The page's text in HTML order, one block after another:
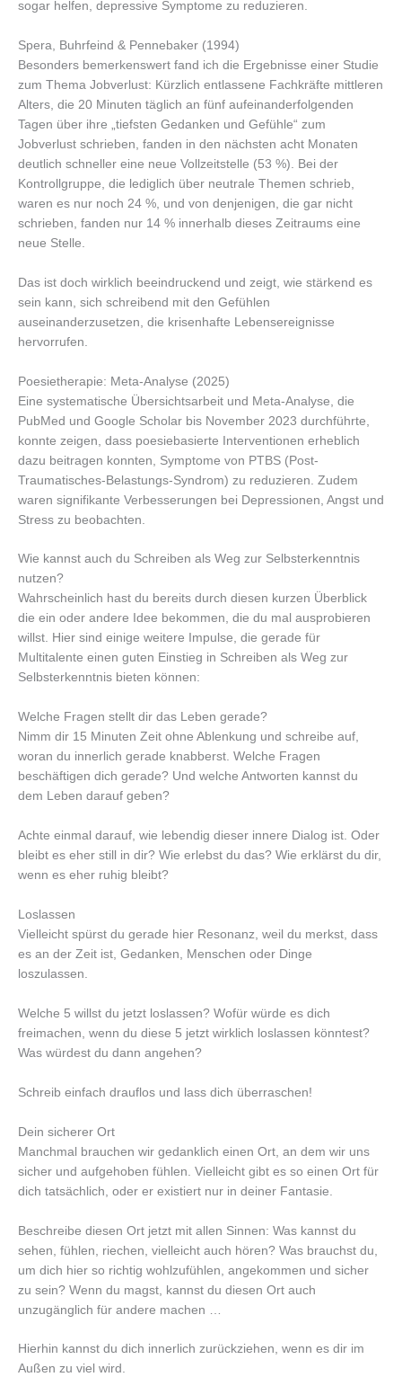
sogar helfen, depressive Symptome zu reduzieren.
Spera, Buhrfeind & Pennebaker (1994)
Besonders bemerkenswert fand ich die Ergebnisse einer Studie
zum Thema Jobverlust: Kürzlich entlassene Fachkräfte mittleren
Alters, die 20 Minuten täglich an fünf aufeinanderfolgenden
Tagen über ihre „tiefsten Gedanken und Gefühle“ zum
Jobverlust schrieben, fanden in den nächsten acht Monaten
deutlich schneller eine neue Vollzeitstelle (53 %). Bei der
Kontrollgruppe, die lediglich über neutrale Themen schrieb,
waren es nur noch 24 %, und von denjenigen, die gar nicht
schrieben, fanden nur 14 % innerhalb dieses Zeitraums eine
neue Stelle.
Das ist doch wirklich beeindruckend und zeigt, wie stärkend es
sein kann, sich schreibend mit den Gefühlen
auseinanderzusetzen, die krisenhafte Lebensereignisse
hervorrufen.
Poesietherapie: Meta-Analyse (2025)
Eine systematische Übersichtsarbeit und Meta-Analyse, die
PubMed und Google Scholar bis November 2023 durchführte,
konnte zeigen, dass poesiebasierte Interventionen erheblich
dazu beitragen konnten, Symptome von PTBS (Post-
Traumatisches-Belastungs-Syndrom) zu reduzieren. Zudem
waren signifikante Verbesserungen bei Depressionen, Angst und
Stress zu beobachten.
Wie kannst auch du Schreiben als Weg zur Selbsterkenntnis
nutzen?
Wahrscheinlich hast du bereits durch diesen kurzen Überblick
die ein oder andere Idee bekommen, die du mal ausprobieren
willst. Hier sind einige weitere Impulse, die gerade für
Multitalente einen guten Einstieg in Schreiben als Weg zur
Selbsterkenntnis bieten können:
Welche Fragen stellt dir das Leben gerade?
Nimm dir 15 Minuten Zeit ohne Ablenkung und schreibe auf,
woran du innerlich gerade knabberst. Welche Fragen
beschäftigen dich gerade? Und welche Antworten kannst du
dem Leben darauf geben?
Achte einmal darauf, wie lebendig dieser innere Dialog ist. Oder
bleibt es eher still in dir? Wie erlebst du das? Wie erklärst du dir,
wenn es eher ruhig bleibt?
Loslassen
Vielleicht spürst du gerade hier Resonanz, weil du merkst, dass
es an der Zeit ist, Gedanken, Menschen oder Dinge
loszulassen.
Welche 5 willst du jetzt loslassen? Wofür würde es dich
freimachen, wenn du diese 5 jetzt wirklich loslassen könntest?
Was würdest du dann angehen?
Schreib einfach drauflos und lass dich überraschen!
Dein sicherer Ort
Manchmal brauchen wir gedanklich einen Ort, an dem wir uns
sicher und aufgehoben fühlen. Vielleicht gibt es so einen Ort für
dich tatsächlich, oder er existiert nur in deiner Fantasie.
Beschreibe diesen Ort jetzt mit allen Sinnen: Was kannst du
sehen, fühlen, riechen, vielleicht auch hören? Was brauchst du,
um dich hier so richtig wohlzufühlen, angekommen und sicher
zu sein? Wenn du magst, kannst du diesen Ort auch
unzugänglich für andere machen …
Hierhin kannst du dich innerlich zurückziehen, wenn es dir im
Außen zu viel wird.